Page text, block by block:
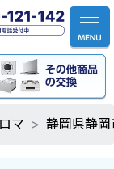
マ 静岡県静